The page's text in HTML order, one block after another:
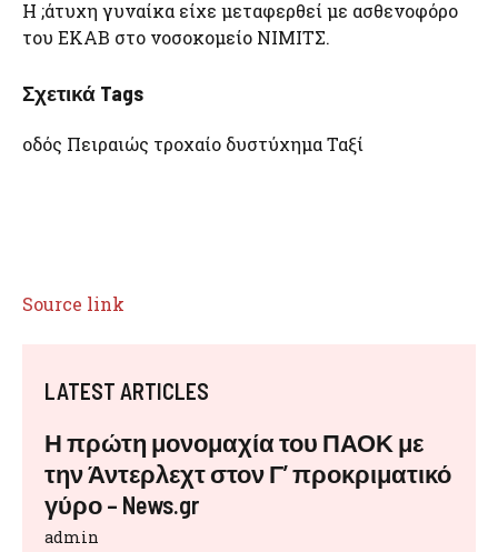
H ;άτυχη γυναίκα είχε μεταφερθεί με ασθενοφόρο
του ΕΚΑΒ στο νοσοκομείο ΝΙΜΙΤΣ.
Σχετικά Tags
οδός Πειραιώς τροχαίο δυστύχημα Ταξί
Source link
LATEST ARTICLES
Η πρώτη μονομαχία του ΠΑΟΚ με
την Άντερλεχτ στον Γ’ προκριματικό
γύρο – News.gr
admin